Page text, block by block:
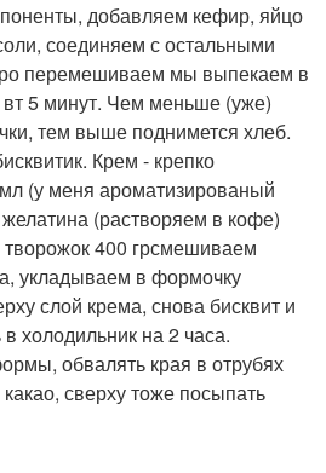
добавляем кефир, яйцо
соединяем с остальными
перемешиваем мы выпекаем в
5 минут. Чем меньше (уже)
тем выше поднимется хлеб.
Крем - крепко
(у меня ароматизированый
(растворяем в кофе)
400 грсмешиваем
укладываем в формочку
слой крема, снова бисквит и
холодильник на 2 часа.
обвалять края в отрубях
сверху тоже посыпать